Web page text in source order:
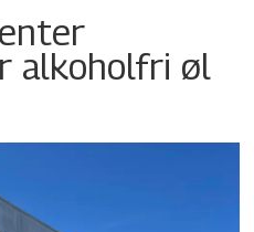
alkoholfri øl